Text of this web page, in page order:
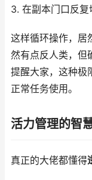
3. 在副本门口反
这样循环操作，居
然有点反人类，但
提醒大家，这种极
正常任务使用。
活力管理的智
真正的大佬都懂得